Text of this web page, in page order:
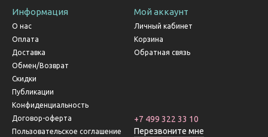
Информация
О нас
Оплата
Доставка
Обмен/Возврат
Скидки
Публикации
Конфиденциальность
Договор-оферта
Пользовательское соглашение
Мой аккаунт
Личный кабинет
Корзина
Обратная связь
+7 499 322 33 10
Перезвоните мне